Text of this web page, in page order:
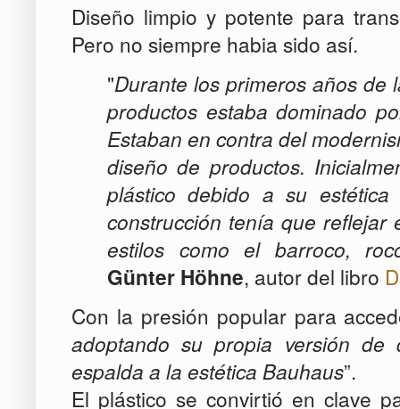
Diseño limpio y potente para
Pero no siempre habia sido así.
"Durante los primeros años de
productos estaba dominado
Estaban en contra del
diseño de productos.
plástico debido a su
construcción tenía que reflejar
estilos como el barroco,
Günter Höhne, autor del libro
Con la presión popular para
adoptando su propia versión
espalda a la estética Bauhaus”.
El plástico se convirtió en clave